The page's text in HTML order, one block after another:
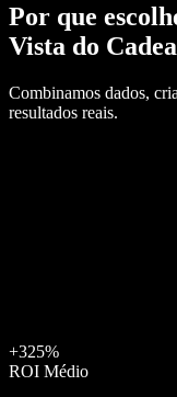
Por que
Vista do
Combinamos dados,
resultados reais.
+325%
ROI Médio